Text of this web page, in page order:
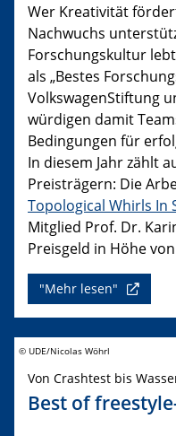
Wer Kreativität
Nachwuchs
Forschungskultur
als „Bestes
VolkswagenStiftung
würdigen damit
Bedingungen für
In diesem Jahr zählt
Preisträgern: Die
Topological Whirls In
Mitglied Prof. Dr.
Preisgeld in Höhe
"Mehr lesen"
© UDE/Nicolas Wöhrl
Von Crashtest bis
Best of